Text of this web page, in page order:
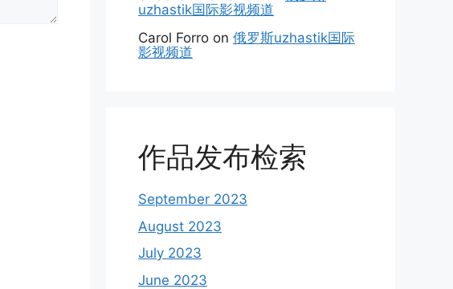
uzhastik国际影视频道
Carol Forro on 俄罗斯uzhastik国际
影视频道
作品发布检索
September 2023
August 2023
July 2023
June 2023